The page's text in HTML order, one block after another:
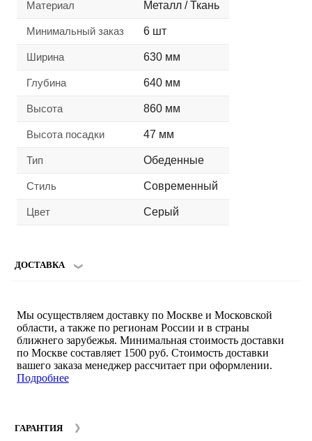
Материал Металл / Ткань
Минимальный заказ 6 шт
Ширина 630 мм
Глубина 640 мм
Высота 860 мм
Высота посадки 47 мм
Тип Обеденные
Стиль Современный
Цвет Серый
ДОСТАВКА
Мы осуществляем доставку по Москве и Московской
области, а также по регионам России и в страны
ближнего зарубежья. Минимальная стоимость доставки
по Москве составляет 1500 руб. Стоимость доставки
вашего заказа менеджер рассчитает при оформлении.
Подробнее
ГАРАНТИЯ